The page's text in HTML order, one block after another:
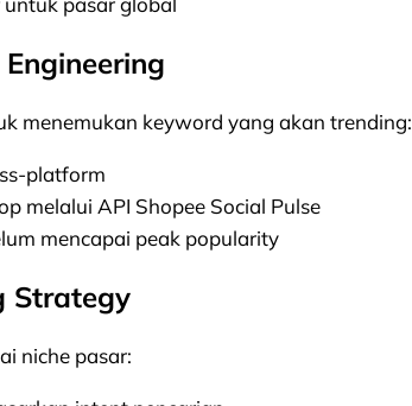
menemukan keyword yang akan trending:
platform
melalui API Shopee Social Pulse
mencapai peak popularity
Strategy
niche pasar: